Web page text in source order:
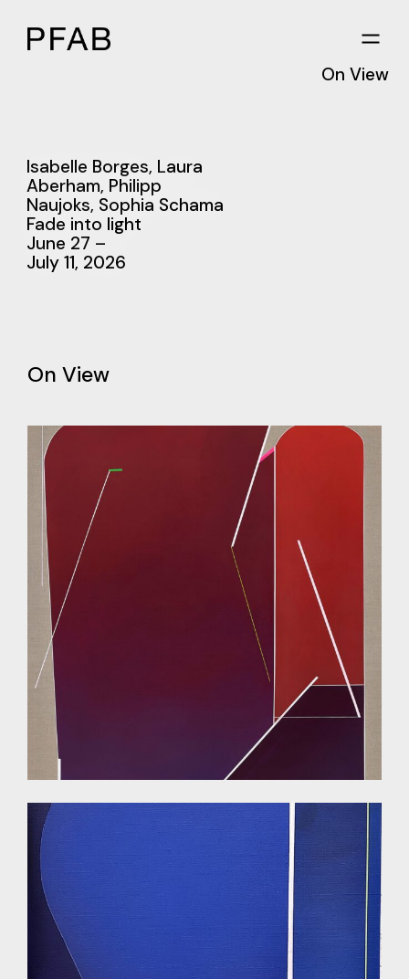
Isabelle Borges, Laura
Aberham, Philipp
Naujoks, Sophia Schama
Fade into light
June 27 –
July 11, 2026
On View
On View